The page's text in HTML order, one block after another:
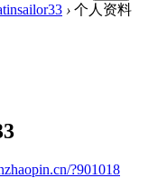
› 个人资料
?901018